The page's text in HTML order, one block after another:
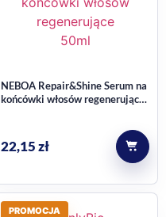
NEBOA Repair&Shine Serum na
końcówki włosów regenerujące
22,15zł
PROMOCJA